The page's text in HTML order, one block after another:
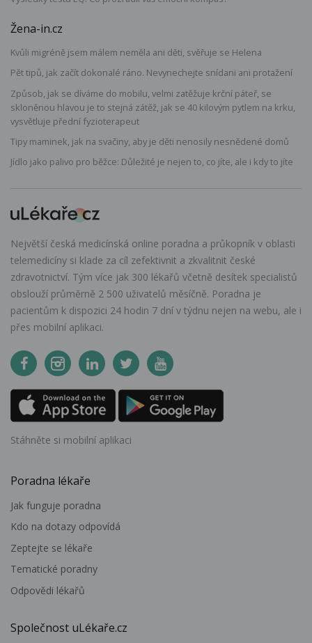
Žena-in.cz
Kvůli migréně jsem málem neměla ani děti, svěřuje se Helena
Pět tipů, jak začít dokonalé ráno. Nevynechejte snídani ani protažení
Způsob, jak se díváme do mobilu, velmi zatěžuje krční páteř, se
skloněnou hlavou je to stejná zátěž, jak se 40 kilovým pytlem na krku,
vysvětluje přední fyzioterapeut
Tipy maminek, jak na svačiny, aby je děti nenosily nesnědené domů
Jídlo jako palivo pro běžce: Důležité je nejen to, co jíte, ale i kdy to jíte
Největší česká medicínská online poradna a průkopník v oblasti
telemedicíny si klade za cíl zefektivnit a zkvalitnit české
zdravotnictví. Tým více jak 300 lékařů včetně desítek specialistů
obslouží průměrně 2 500 uživatelů měsíčně. Poradna je
pacientům k dispozici 24 hodin 7 dní v týdnu nejen na webu, ale i
přes mobilní aplikaci.
Stáhněte si mobilní aplikaci
Poradna lékaře
Jak funguje poradna
Kdo na dotazy odpovídá
Zeptejte se lékaře
Tematické poradny
Odpovědi lékařů
Společnost uLékaře.cz